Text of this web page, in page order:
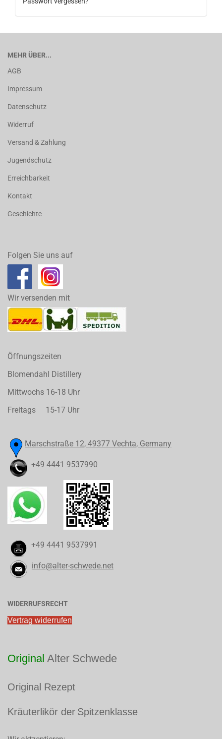
MEHR ÜBER...
AGB
Impressum
Datenschutz
Widerruf
Versand & Zahlung
Jugendschutz
Erreichbarkeit
Kontakt
Geschichte
Folgen Sie uns auf
Wir versenden mit
Öffnungszeiten
Blomendahl Distillery
Mittwochs 16-18 Uhr
Freitags 15-17 Uhr
Marschstraße 12, 49377 Vechta, Germany
+49 4441 9537990
+49 4441 9537991
info@alter-schwede.net
WIDERRUFSRECHT
Vertrag widerrufen
Original Alter Schwede
​Original Rezept
Kräuterlikör der Spitzenklasse